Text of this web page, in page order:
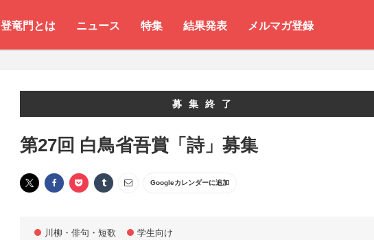
登竜門とは ニュース 特集 結果発表 メルマガ登録
募集終了
第27回 白鳥省吾賞「詩」募集
Googleカレンダーに追加
川柳・俳句・短歌 学生向け